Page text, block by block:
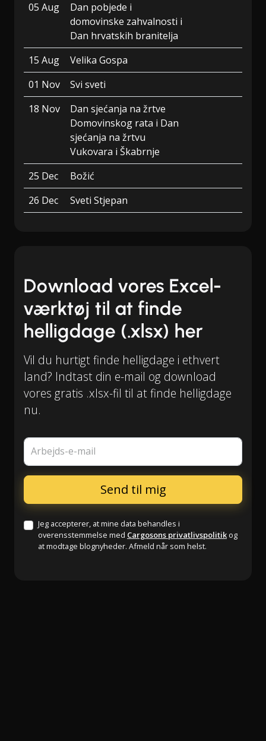
05 Aug
Dan pobjede i
domovinske zahvalnosti i
Dan hrvatskih branitelja
15 Aug
Velika Gospa
01 Nov
Svi sveti
18 Nov
Dan sjećanja na žrtve
Domovinskog rata i Dan
sjećanja na žrtvu
Vukovara i Škabrnje
25 Dec
Božić
26 Dec
Sveti Stjepan
Download vores Excel-
værktøj til at finde
helligdage (.xlsx) her
Vil du hurtigt finde helligdage i ethvert
land? Indtast din e-mail og download
vores gratis .xlsx-fil til at finde helligdage
nu.
Arbejds-e-mail
Jeg accepterer, at mine data behandles i
overensstemmelse med Cargosons privatlivspolitik og
at modtage blognyheder. Afmeld når som helst.